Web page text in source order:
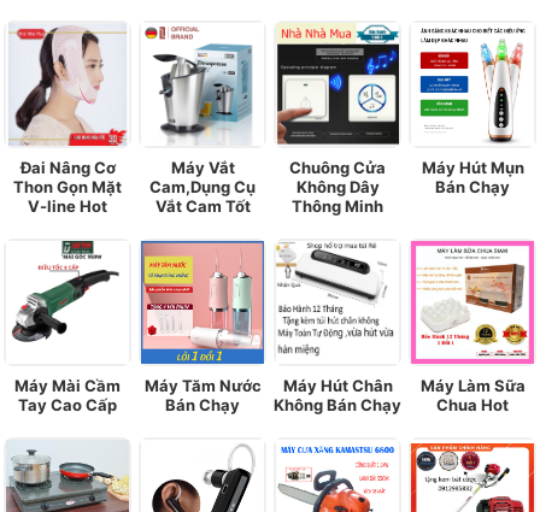
Đai Nâng Cơ
Thon Gọn Mặt
V-line Hot
Máy Vắt
Cam,Dụng Cụ
Vắt Cam Tốt
Chuông Cửa
Không Dây
Thông Minh
Máy Hút Mụn
Bán Chạy
Máy Mài Cầm
Tay Cao Cấp
Máy Tăm Nước
Bán Chạy
Máy Hút Chân
Không Bán Chạy
Máy Làm Sữa
Chua Hot